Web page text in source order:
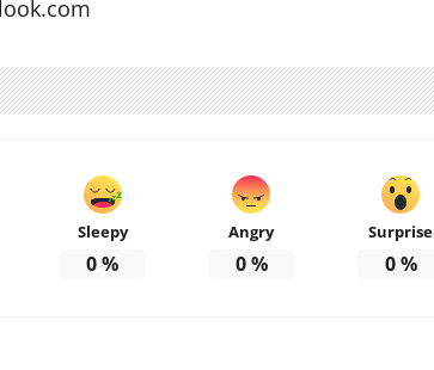
Sleepy
0%
Angry
0%
Surprise
0%